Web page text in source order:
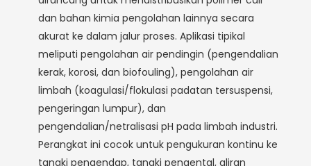
dan bahan kimia pengolahan lainnya secara
akurat ke dalam jalur proses. Aplikasi tipikal
meliputi pengolahan air pendingin (pengendalian
kerak, korosi, dan biofouling), pengolahan air
limbah (koagulasi/flokulasi padatan tersuspensi,
pengeringan lumpur), dan
pengendalian/netralisasi pH pada limbah industri.
Perangkat ini cocok untuk pengukuran kontinu ke
tangki pengendap, tangki pengental, aliran